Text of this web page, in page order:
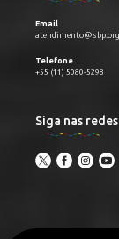
Email
Telefone
+55 (11) 5080-5298
Siga nas redes